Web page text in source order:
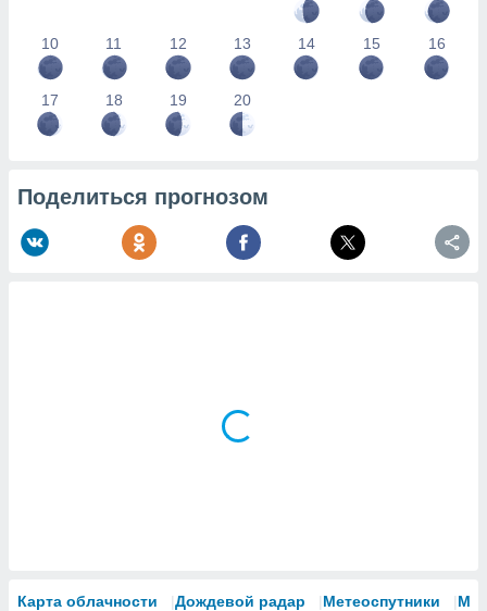
10 11 12 13 14 15 16
17 18 19 20
Поделиться прогнозом
Карта облачности Дождевой радар Метеоспутники